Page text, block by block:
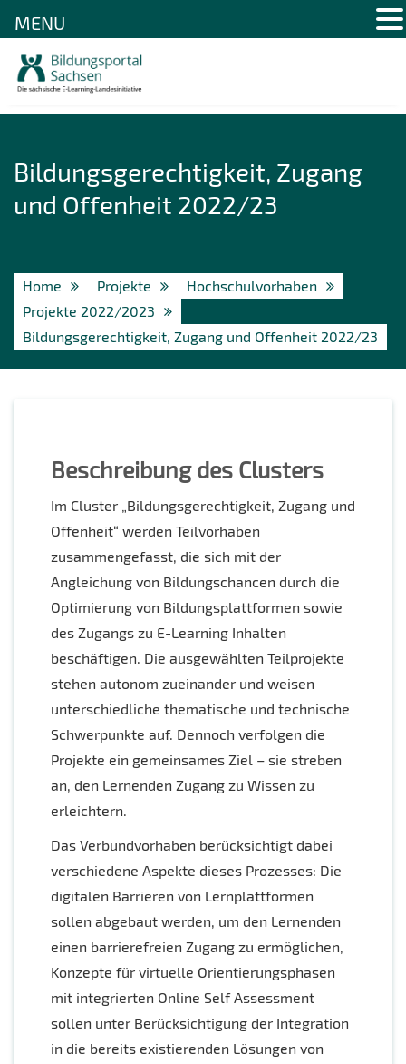
Bildungsgerechtigkeit, Zugang
und Offenheit 2022/23
Home Projekte
Hochschulvorhaben
Projekte 2022/2023
Bildungsgerechtigkeit, Zugang und Offenheit 2022/23
Beschreibung des Clusters
Im Cluster „Bildungsgerechtigkeit, Zugang und
Offenheit“ werden Teilvorhaben
zusammengefasst, die sich mit der
Angleichung von Bildungschancen durch die
Optimierung von Bildungsplattformen sowie
des Zugangs zu E-Learning Inhalten
beschäftigen. Die ausgewählten Teilprojekte
stehen autonom zueinander und weisen
unterschiedliche thematische und technische
Schwerpunkte auf. Dennoch verfolgen die
Projekte ein gemeinsames Ziel – sie streben
an, den Lernenden Zugang zu Wissen zu
erleichtern.
Das Verbundvorhaben berücksichtigt dabei
verschiedene Aspekte dieses Prozesses: Die
digitalen Barrieren von Lernplattformen
sollen abgebaut werden, um den Lernenden
einen barrierefreien Zugang zu ermöglichen,
Konzepte für virtuelle Orientierungsphasen
mit integrierten Online Self Assessment
sollen unter Berücksichtigung der Integration
in die bereits existierenden Lösungen von
MENU